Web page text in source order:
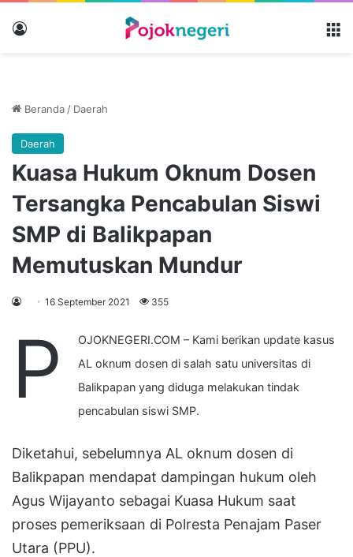
Beranda / Daerah
Daerah
Kuasa Hukum Oknum Dosen
Tersangka Pencabulan Siswi
SMP di Balikpapan
Memutuskan Mundur
16 September 2021 355
P
OJOKNEGERI.COM – Kami berikan update kasus
AL oknum dosen di salah satu universitas di
Balikpapan yang diduga melakukan tindak
pencabulan siswi SMP.
Diketahui, sebelumnya AL oknum dosen di
Balikpapan mendapat dampingan hukum oleh
Agus Wijayanto sebagai Kuasa Hukum saat
proses pemeriksaan di Polresta Penajam Paser
Utara (PPU).